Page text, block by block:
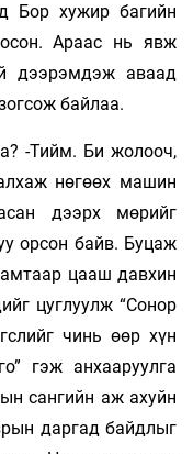
Бор хужир багийн
Араас нь явж
дээрэмдэж аваад
байлаа.
-Тийм. Би жолооч,
нөгөөх машин
дээрх мөрийг
орсон байв. Буцаж
цааш давхин
цуглуулж “Сонор
чинь өөр хүн
гэж анхааруулга
сангийн аж ахуйн
даргад байдлыг